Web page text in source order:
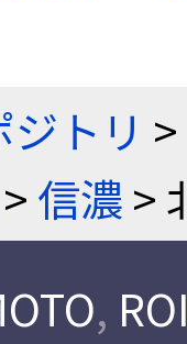
トリ >
>信濃>
,